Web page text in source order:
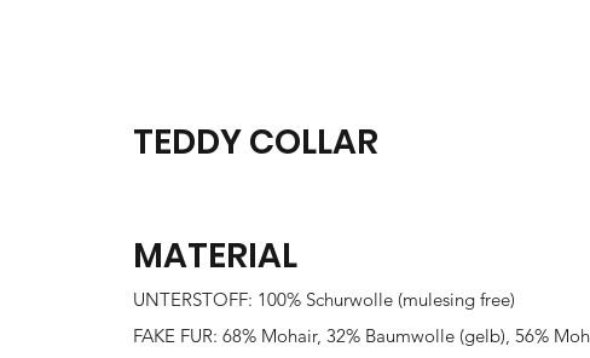
MATERIAL
UNTERSTOFF: 100% Schurwolle (mulesing free)
TEDDY COLLAR
FAKE FUR: 68% Mohair, 32% Baumwolle (gelb), 56%